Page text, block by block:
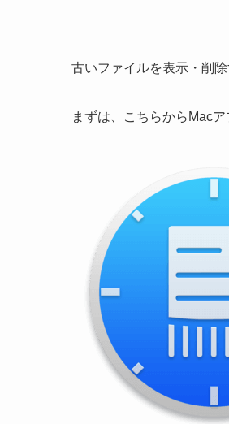
古いファイルを表示・削
まずは、こちらからMac